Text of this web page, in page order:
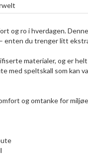
og ro i hverdagen.
enten du trenger litt
materialer, og er
med speltskall som
og omtanke for